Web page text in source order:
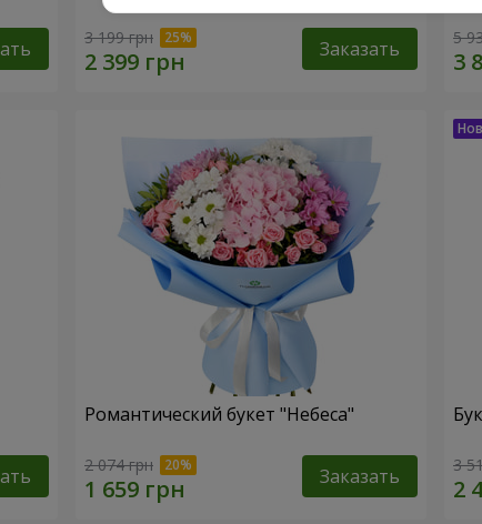
3 199 грн Заказать 5
Романтический букет "Небеса"
2 074 грн Заказать 3